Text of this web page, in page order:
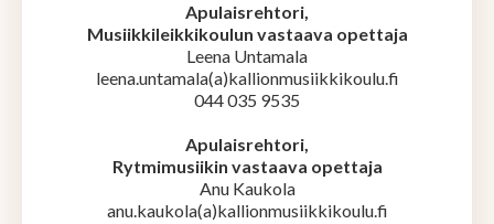
Apulaisrehtori,
Musiikkileikkikoulun vastaava opettaja
Leena Untamala
leena.untamala(a)kallionmusiikkikoulu.fi
044 035 9535
Apulaisrehtori,
Rytmimusiikin vastaava opettaja
Anu Kaukola
anu.kaukola(a)kallionmusiikkikoulu.fi